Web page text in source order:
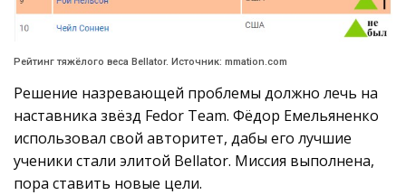
Рейтинг тяжёлого веса Bellator. Источник: mmation.com
Решение назревающей проблемы должно лечь на
наставника звёзд Fedor Team. Фёдор Емельяненко
использовал свой авторитет, дабы его лучшие
ученики стали элитой Bellator. Миссия выполнена,
пора ставить новые цели.